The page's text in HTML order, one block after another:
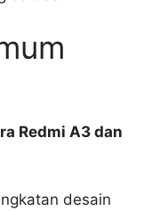
Redmi A3 dan
desain